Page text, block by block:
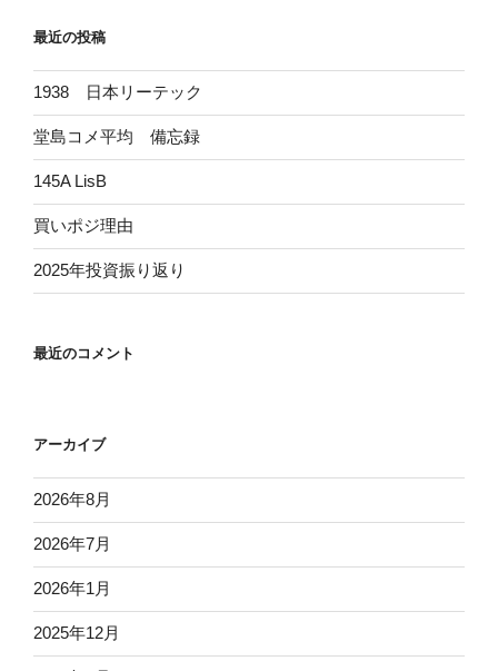
最近の投稿
1938 日本リーテック
堂島コメ平均 備忘録
145A LisB
買いポジ理由
2025年投資振り返り
最近のコメント
アーカイブ
2026年8月
2026年7月
2026年1月
2025年12月